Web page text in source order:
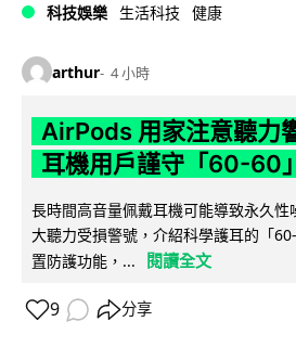
科技娛樂 生活科技 健康
arthur 4 小時
AirPods 用家注意聽力
耳機用戶謹守「60-60
長時間高音量佩戴耳機可能導致永久
大聽力受損警號，介紹科學護耳的「
置防護功能，...
閱讀全文
9 分享